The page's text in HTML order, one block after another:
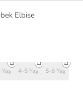
Elbise
4-5 Yaş 5-6 Yaş